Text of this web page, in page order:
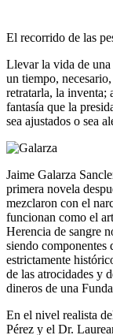
El recorrido de las
Llevar la vida de
un tiempo,
retratarla, la inventa;
fantasía que la
sea ajustados o sea
Jaime Galarza
primera novela
mezclaron con el
funcionan como el
Herencia de sangre
siendo componentes
estrictamente
de las atrocidades y
dineros de una
En el nivel realista
Pérez y el Dr.